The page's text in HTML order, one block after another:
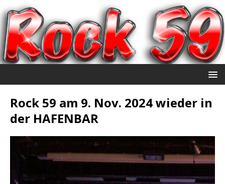
Rock 59 am 9. Nov. 2024 wieder in
der HAFENBAR